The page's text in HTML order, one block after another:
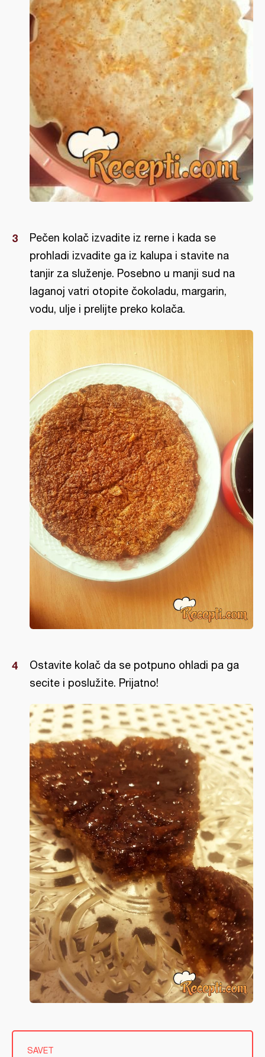
Pečen kolač izvadite iz rerne i kada se
prohladi izvadite ga iz kalupa i stavite na
tanjir za služenje. Posebno u manji sud na
laganoj vatri otopite čokoladu, margarin,
vodu, ulje i prelijte preko kolača.
Ostavite kolač da se potpuno ohladi pa ga
secite i poslužite. Prijatno!
SAVET